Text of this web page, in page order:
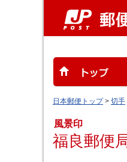
日本郵便トップ> 切手
風景印
福良郵便